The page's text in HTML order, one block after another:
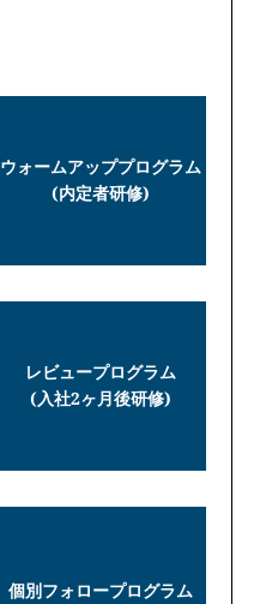
ウォームアッププログラム
(内定者研修)
レビュープログラム
(入社2ヶ月後研修)
個別フォロープログラム